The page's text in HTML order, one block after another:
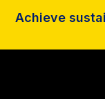
Achieve